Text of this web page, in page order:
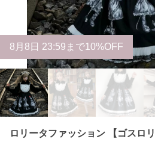
8 月 8 日 23:59まで10%OFF
ロリータファッション 【ゴスロ